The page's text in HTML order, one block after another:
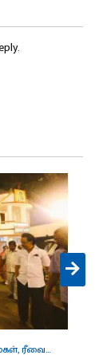
,ரீவைண்ட்